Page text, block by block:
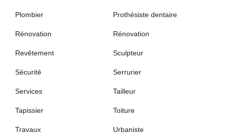
Plombier Prothésiste dentaire
Rénovation Rénovation
Revêtement Sculpteur
Sécurité Serrurier
Services Tailleur
Tapissier Toiture
Travaux Urbaniste